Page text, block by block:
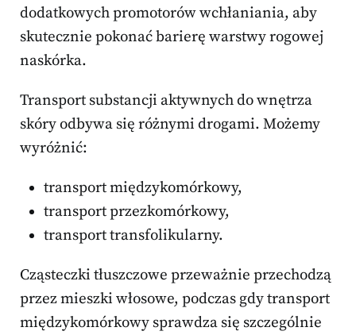
dodatkowych promotorów wchłaniania, aby
skutecznie pokonać barierę warstwy rogowej
naskórka.
Transport substancji aktywnych do wnętrza
skóry odbywa się różnymi drogami. Możemy
wyróżnić:
transport międzykomórkowy,
transport przezkomórkowy,
transport transfolikularny.
Cząsteczki tłuszczowe przeważnie przechodzą
przez mieszki włosowe, podczas gdy transport
międzykomórkowy sprawdza się szczególnie